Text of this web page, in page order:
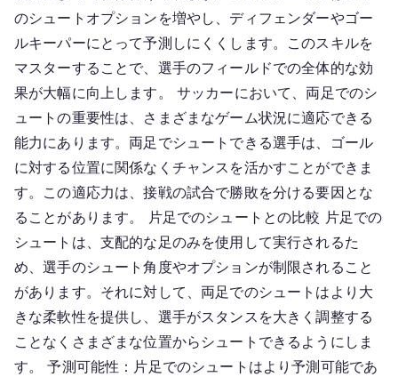
のシュートオプションを増やし、ディフェンダーやゴー
ルキーパーにとって予測しにくくします。このスキルを
マスターすることで、選手のフィールドでの全体的な効
果が大幅に向上します。 サッカーにおいて、両足でのシ
ュートの重要性は、さまざまなゲーム状況に適応できる
能力にあります。両足でシュートできる選手は、ゴール
に対する位置に関係なくチャンスを活かすことができま
す。この適応力は、接戦の試合で勝敗を分ける要因とな
ることがあります。 片足でのシュートとの比較 片足での
シュートは、支配的な足のみを使用して実行されるた
め、選手のシュート角度やオプションが制限されること
があります。それに対して、両足でのシュートはより大
きな柔軟性を提供し、選手がスタンスを大きく調整する
ことなくさまざまな位置からシュートできるようにしま
す。 予測可能性：片足でのシュートはより予測可能であ